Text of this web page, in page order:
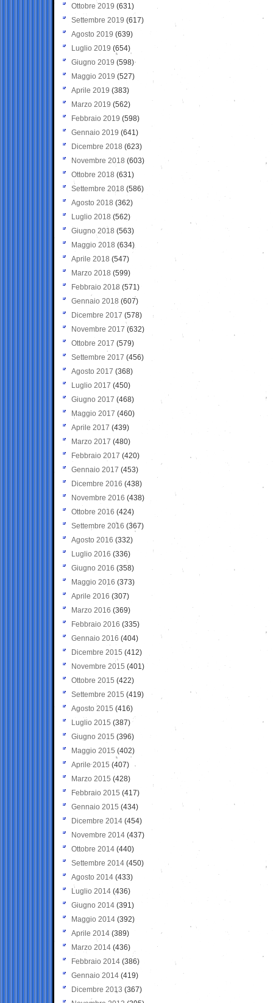
Ottobre 2019 (631)
Settembre 2019 (617)
Agosto 2019 (639)
Luglio 2019 (654)
Giugno 2019 (598)
Maggio 2019 (527)
Aprile 2019 (383)
Marzo 2019 (562)
Febbraio 2019 (598)
Gennaio 2019 (641)
Dicembre 2018 (623)
Novembre 2018 (603)
Ottobre 2018 (631)
Settembre 2018 (586)
Agosto 2018 (362)
Luglio 2018 (562)
Giugno 2018 (563)
Maggio 2018 (634)
Aprile 2018 (547)
Marzo 2018 (599)
Febbraio 2018 (571)
Gennaio 2018 (607)
Dicembre 2017 (578)
Novembre 2017 (632)
Ottobre 2017 (579)
Settembre 2017 (456)
Agosto 2017 (368)
Luglio 2017 (450)
Giugno 2017 (468)
Maggio 2017 (460)
Aprile 2017 (439)
Marzo 2017 (480)
Febbraio 2017 (420)
Gennaio 2017 (453)
Dicembre 2016 (438)
Novembre 2016 (438)
Ottobre 2016 (424)
Settembre 2016 (367)
Agosto 2016 (332)
Luglio 2016 (336)
Giugno 2016 (358)
Maggio 2016 (373)
Aprile 2016 (307)
Marzo 2016 (369)
Febbraio 2016 (335)
Gennaio 2016 (404)
Dicembre 2015 (412)
Novembre 2015 (401)
Ottobre 2015 (422)
Settembre 2015 (419)
Agosto 2015 (416)
Luglio 2015 (387)
Giugno 2015 (396)
Maggio 2015 (402)
Aprile 2015 (407)
Marzo 2015 (428)
Febbraio 2015 (417)
Gennaio 2015 (434)
Dicembre 2014 (454)
Novembre 2014 (437)
Ottobre 2014 (440)
Settembre 2014 (450)
Agosto 2014 (433)
Luglio 2014 (436)
Giugno 2014 (391)
Maggio 2014 (392)
Aprile 2014 (389)
Marzo 2014 (436)
Febbraio 2014 (386)
Gennaio 2014 (419)
Dicembre 2013 (367)